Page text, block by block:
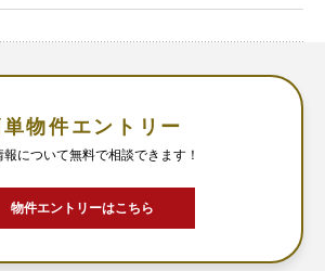
物件エントリー
報について無料で相談できます！
物件エントリーはこちら